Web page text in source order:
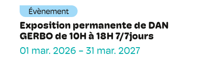
Évènement
Exposition permanente de DAN
GERBO de 10H à 18H 7/7jours
01 mar. 2026 - 31 mar. 2027